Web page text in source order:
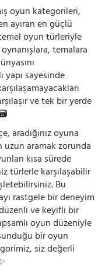
oyun kategorileri,
ayıran en güçlü
oyun türleriyle
temalara
yapı sayesinde
ve tek bir yerde
aradığınız oyuna
aramak zorunda
kısa sürede
türlerle karşılaşabilir
Bu
rastgele bir deneyim
ve keyifli bir
oyun düzeniyle
bir oyun
siz değerli